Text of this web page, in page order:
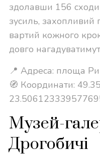
здолавши 156
зусиль, захопливий
вартий кожного
довго
📍 Адреса: площа
🧭 Координати:
Музей-
Дрогобичі